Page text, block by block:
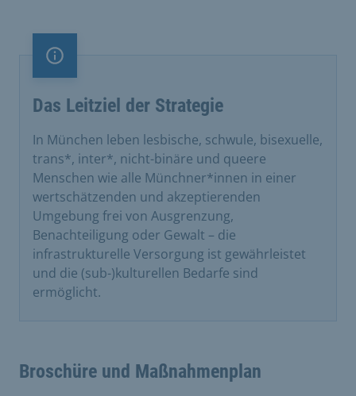
Information
Das Leitziel der Strategie
In München leben lesbische, schwule, bisexuelle,
trans*, inter*, nicht-binäre und queere
Menschen wie alle Münchner*innen in einer
wertschätzenden und akzeptierenden
Umgebung frei von Ausgrenzung,
Benachteiligung oder Gewalt – die
infrastrukturelle Versorgung ist gewährleistet
und die (sub-)kulturellen Bedarfe sind
ermöglicht.
Broschüre und Maßnahmenplan